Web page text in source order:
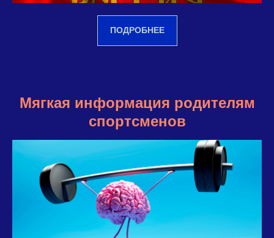
ПОДРОБНЕЕ
Мягкая информация родителям
спортсменов